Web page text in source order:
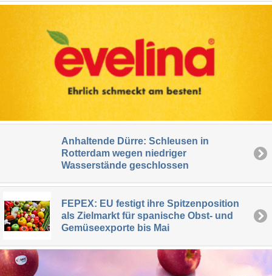
Anhaltende Dürre: Schleusen in
Rotterdam wegen niedriger
Wasserstände geschlossen
FEPEX: EU festigt ihre Spitzenposition
als Zielmarkt für spanische Obst- und
Gemüseexporte bis Mai